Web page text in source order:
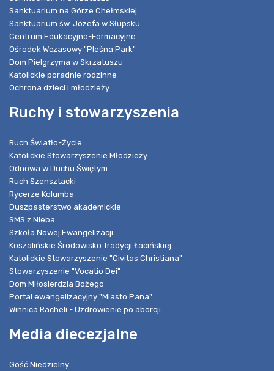
Sanktuarium na Górze Chełmskiej
Sanktuarium św. Józefa w Słupsku
Centrum Edukacyjno-Formacyjne
Ośrodek Wczasowy "Pleśna Park"
Dom Pielgrzyma w Skrzatuszu
Katolickie poradnie rodzinne
Ochrona dzieci i młodzieży
Ruchy i stowarzyszenia
Ruch Światło-Życie
Katolickie Stowarzyszenie Młodzieży
Odnowa w Duchu Świętym
Ruch Szensztacki
Rycerze Kolumba
Duszpasterstwo akademickie
SMS z Nieba
Szkoła Nowej Ewangelizacji
Koszalińskie Środowisko Tradycji Łacińskiej
Katolickie Stowarzyszenie "Civitas Christiana"
Stowarzyszenie "Vocatio Dei"
Dom Miłosierdzia Bożego
Portal ewangelizacyjny "Miasto Pana"
Winnica Racheli - Uzdrowienie po aborcji
Media diecezjalne
Gość Niedzielny